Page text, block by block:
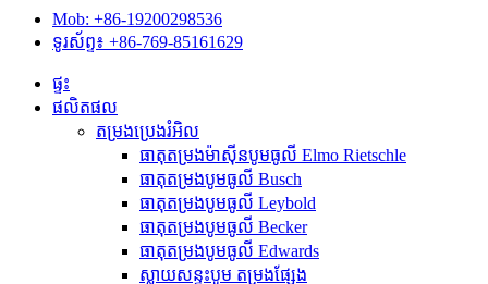
Mob: +86-19200298536
ទូរស័ព្ទ៖ +86-769-85161629
ផ្ទះ
ផលិតផល
តម្រងប្រេងរំអិល
ធាតុតម្រងម៉ាស៊ីនបូមធូលី Elmo Rietschle
ធាតុតម្រងបូមធូលី Busch
ធាតុតម្រងបូមធូលី Leybold
ធាតុតម្រងបូមធូលី Becker
ធាតុតម្រងបូមធូលី Edwards
ស្លាយសន្ទះបូម តម្រងផ្សែង